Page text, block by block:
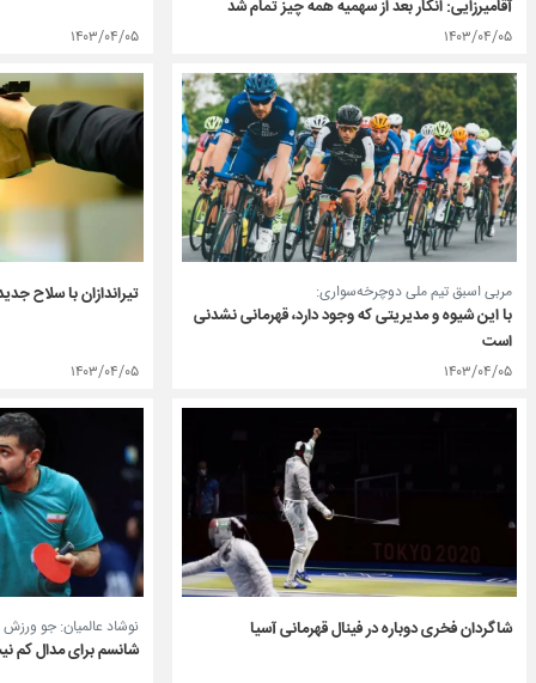
آقامیرزایی: انگار بعد از سهمیه همه چیز تمام شد
۱۴۰۳/۰۴/۰۵ ۱۴۰۳/۰۴/۰۵
مربی اسبق تیم ملی دوچرخه‌سواری:
با این شیوه و مدیریتی که وجود دارد، قهرمانی نشدنی
است
۱۴۰۳/۰۴/۰۵
تیراندازان با سلاح
۱۴۰۳/۰۴/۰۵
شاگردان فخری دوباره در فینال قهرمانی آسیا نوشاد عالمیان: جو
شانسم برای مدال کم